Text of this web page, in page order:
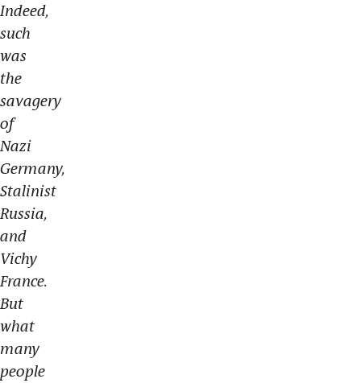
Indeed,
such
was
the
savagery
of
Nazi
Germany,
Stalinist
Russia,
and
Vichy
France.
But
what
many
people